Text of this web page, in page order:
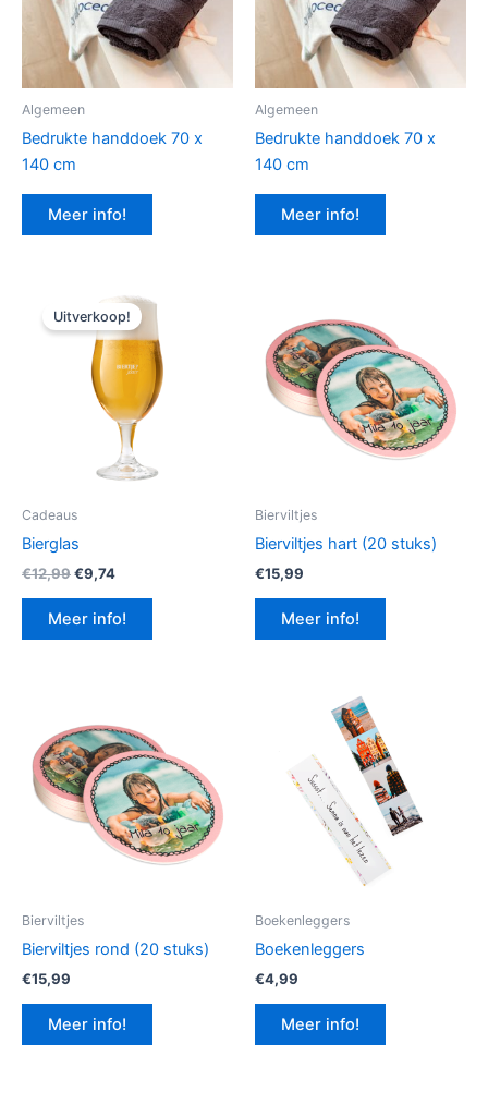
Algemeen
Bedrukte handdoek 70 x
140 cm
Meer info!
Algemeen
Bedrukte handdoek 70 x
140 cm
Meer info!
Uitverkoop!
Cadeaus
Bierglas
€12,99Oorspronkelijke
was:
€12,99.
€9,74Huidige
is:
€9,74.
Meer info!
Bierviltjes
Bierviltjes hart (20 stuks)
€15,99
Meer info!
Bierviltjes
Bierviltjes rond (20 stuks)
€15,99
Meer info!
Boekenleggers
Boekenleggers
€4,99
Meer info!